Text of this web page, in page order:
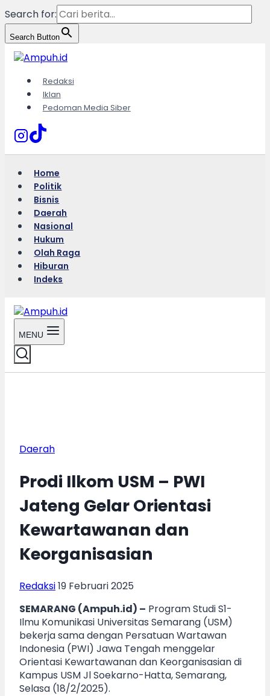
Search for:
Search Button
Skip
to
content
Redaksi
Iklan
Pedoman Media Siber
Home
Politik
Bisnis
Daerah
Nasional
Hukum
Olah Raga
Hiburan
Indeks
MENU
Daerah
Prodi Ilkom USM – PWI
Jateng Gelar Orientasi
Kewartawanan dan
Keorganisasian
Redaksi19 Februari 2025
SEMARANG (Ampuh.id) – Program Studi S1-
Ilmu Komunikasi Universitas Semarang (USM)
bekerja sama dengan Persatuan Wartawan
Indonesia (PWI) Jawa Tengah menggelar
Orientasi Kewartawanan dan Keorganisasian di
Kampus USM Jl Soekarno-Hatta, Semarang,
Selasa (18/2/2025).